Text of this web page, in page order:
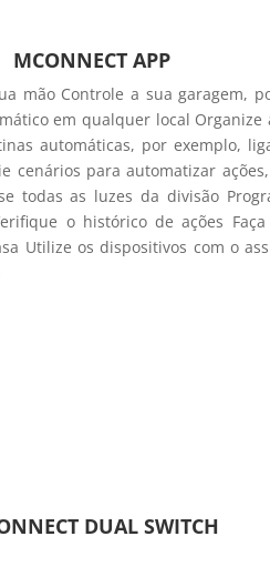
MCONNECT APP
mão Controle a sua garagem,
em qualquer local Organize
automáticas, por exemplo,
cenários para automatizar
todas as luzes da divisão
o histórico de ações
Utilize os dispositivos com o
DUAL SWITCH